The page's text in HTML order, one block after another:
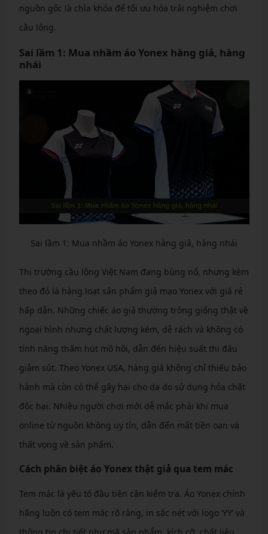
nguồn gốc là chìa khóa để tối ưu hóa trải nghiệm chơi
cầu lông.
Sai lầm 1: Mua nhầm áo Yonex hàng giả, hàng
nhái
Sai lầm 1: Mua nhầm áo Yonex hàng giả, hàng nhái
Thị trường cầu lông Việt Nam đang bùng nổ, nhưng kèm
theo đó là hàng loạt sản phẩm giả mạo Yonex với giá rẻ
hấp dẫn. Những chiếc áo giả thường trông giống thật về
ngoại hình nhưng chất lượng kém, dễ rách và không có
tính năng thấm hút mồ hôi, dẫn đến hiệu suất thi đấu
giảm sút. Theo Yonex USA, hàng giả không chỉ thiếu bảo
hành mà còn có thể gây hại cho da do sử dụng hóa chất
độc hại. Nhiều người chơi mới dễ mắc phải khi mua
online từ nguồn không uy tín, dẫn đến mất tiền oan và
thất vọng về sản phẩm.
Cách phân biệt áo Yonex thật giả qua tem mác
Tem mác là yếu tố đầu tiên cần kiểm tra. Áo Yonex chính
hãng luôn có tem mác rõ ràng, in sắc nét với logo ‘YY’ và